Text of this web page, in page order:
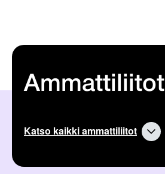
Ammattiliitot
Katso kaikki ammattiliitot